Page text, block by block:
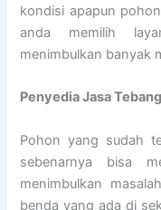
kondisi apapun
anda memilih
menimbulkan banyak
PenyediaJasa
Pohon yang sudah
sebenarnya bisa
menimbulkan
benda yang ada di